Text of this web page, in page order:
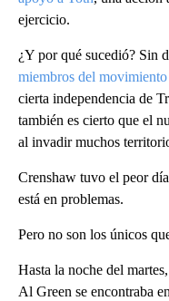
ejercicio.
¿Y por qué sucedió? Sin
miembros del
cierta independencia de
también es cierto que el
al invadir muchos
Crenshaw tuvo el peor
está en problemas.
Pero no son los únicos
Hasta la noche del
Al Green se encontraba